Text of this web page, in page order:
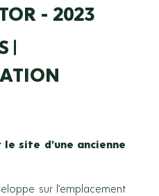
- 2023
site d’une ancienne
sur l’emplacement